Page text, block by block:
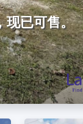
现已可售。